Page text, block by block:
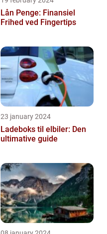
Lån Penge: Finansiel
Frihed ved Fingertips
23 january 2024
Ladeboks til elbiler: Den
ultimative guide